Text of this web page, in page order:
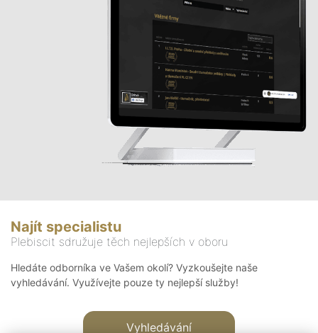
Najít specialistu
Plebiscit sdružuje těch nejlepších v oboru
Hledáte odborníka ve Vašem okolí? Vyzkoušejte naše
vyhledávání. Využívejte pouze ty nejlepší služby!
Vyhledávání